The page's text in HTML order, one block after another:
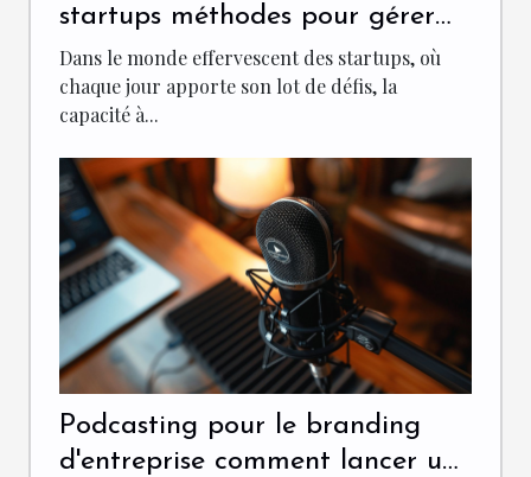
startups méthodes pour gérer
les imprévus et sauvegarder
votre réputation
Dans le monde effervescent des startups, où
chaque jour apporte son lot de défis, la
capacité à...
Podcasting pour le branding
d'entreprise comment lancer un